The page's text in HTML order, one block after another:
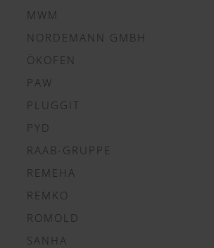
MWM
NORDEMANN GMBH
ÖKOFEN
PAW
PLUGGIT
PYD
RAAB-GRUPPE
REMEHA
REMKO
ROMOLD
SANHA